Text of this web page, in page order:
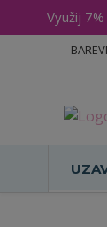
Využij